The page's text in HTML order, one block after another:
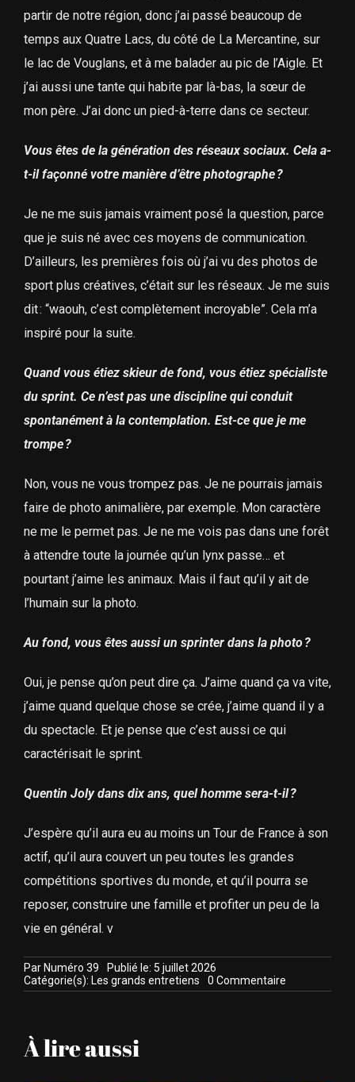
partir de notre région, donc j’ai passé beaucoup de
temps aux Quatre Lacs, du côté de La Mercantine, sur
le lac de Vouglans, et à me balader au pic de l’Aigle. Et
j’ai aussi une tante qui habite par là-bas, la sœur de
mon père. J’ai donc un pied-à-terre dans ce secteur.
Vous êtes de la génération des réseaux sociaux. Cela a-
t-il façonné votre manière d’être photographe ?
Je ne me suis jamais vraiment posé la question, parce
que je suis né avec ces moyens de communication.
D’ailleurs, les premières fois où j’ai vu des photos de
sport plus créatives, c’était sur les réseaux. Je me suis
dit : “waouh, c’est complètement incroyable”. Cela m’a
inspiré pour la suite.
Quand vous étiez skieur de fond, vous étiez spécialiste
du sprint. Ce n’est pas une discipline qui conduit
spontanément à la contemplation. Est-ce que je me
trompe ?
Non, vous ne vous trompez pas. Je ne pourrais jamais
faire de photo animalière, par exemple. Mon caractère
ne me le permet pas. Je ne me vois pas dans une forêt
à attendre toute la journée qu’un lynx passe… et
pourtant j’aime les animaux. Mais il faut qu’il y ait de
l’humain sur la photo.
Au fond, vous êtes aussi un sprinter dans la photo ?
Oui, je pense qu’on peut dire ça. J’aime quand ça va vite,
j’aime quand quelque chose se crée, j’aime quand il y a
du spectacle. Et je pense que c’est aussi ce qui
caractérisait le sprint.
Quentin Joly dans dix ans, quel homme sera-t-il ?
J’espère qu’il aura eu au moins un Tour de France à son
actif, qu’il aura couvert un peu toutes les grandes
compétitions sportives du monde, et qu’il pourra se
reposer, construire une famille et profiter un peu de la
vie en général. ν
Par Numéro 39
Publié le: 5 juillet 2026
Catégorie(s): Les grands entretiens 0 Commentaireon
Quentin
À lire aussi